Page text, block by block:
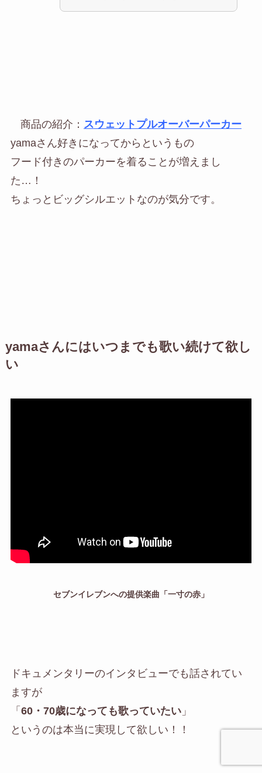
商品の紹介： スウェットプルオーバーパーカー
yamaさん好きになってからというもの
フード付きのパーカーを着ることが増えまし
た…！
ちょっとビッグシルエットなのが気分です。
yamaさんにはいつまでも歌い続けて欲し
い
セブンイレブンへの提供楽曲「一寸の赤」
ドキュメンタリーのインタビューでも話されてい
ますが
「 60・70歳になっても歌っていたい」
というのは本当に実現して欲しい！！